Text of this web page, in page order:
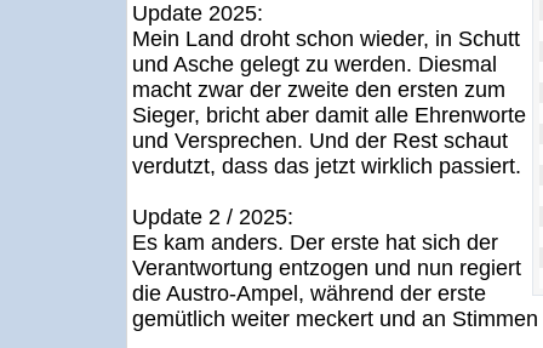
Update 2025:
Mein Land droht schon wieder, in Schutt
und Asche gelegt zu werden. Diesmal
macht zwar der zweite den ersten zum
Sieger, bricht aber damit alle Ehrenworte
und Versprechen. Und der Rest schaut
verdutzt, dass das jetzt wirklich passiert.
Update 2 / 2025:
Es kam anders. Der erste hat sich der
Verantwortung entzogen und nun regiert
die Austro-Ampel, während der erste
gemütlich weiter meckert und an